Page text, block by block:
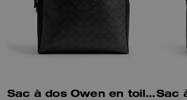
Sac à dos Owen en toile Signature